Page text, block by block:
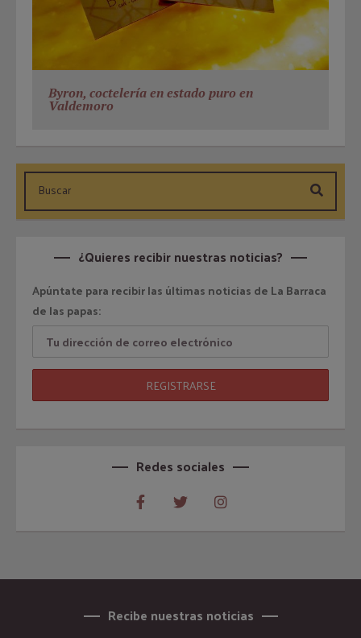
Byron, coctelería en estado puro en
Valdemoro
¿Quieres recibir nuestras noticias?
Apúntate para recibir las últimas noticias de La Barraca
de las papas:
Redes sociales
Recibe nuestras noticias